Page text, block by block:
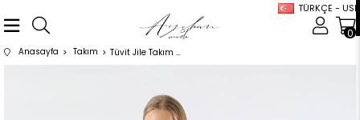
TÜRKÇE - USD
0
Anasayfa Takım Tüvit Jile Takım Lila